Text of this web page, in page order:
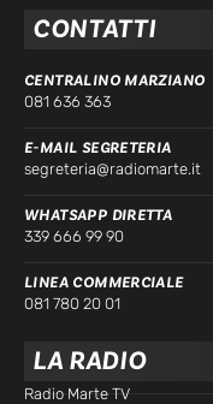
CONTATTI
CENTRALINO MARZIANO
081 636 363
E-MAIL SEGRETERIA
segreteria@radiomarte.it
WHATSAPP DIRETTA
339 666 99 90
LINEA COMMERCIALE
081 780 20 01
LA RADIO
Radio Marte TV